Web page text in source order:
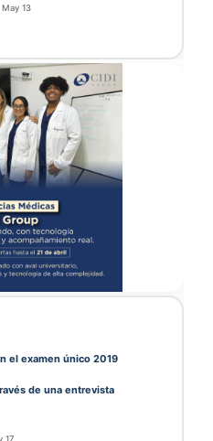
May 13
el examen único 2019
de una entrevista
17